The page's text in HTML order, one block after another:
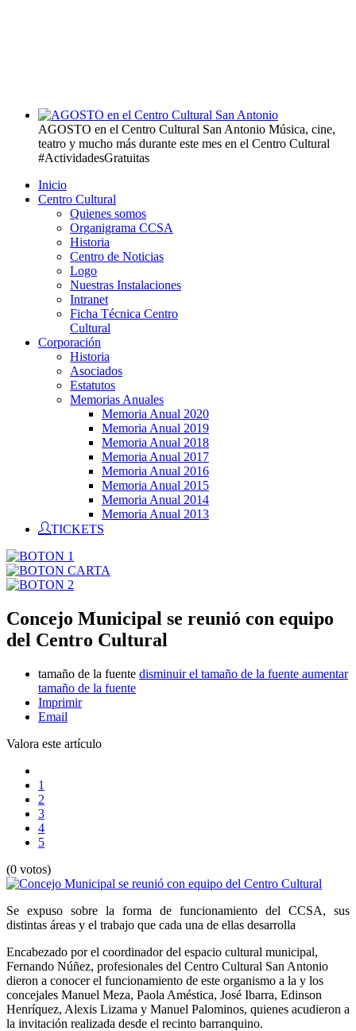
AGOSTO en el Centro Cultural San Antonio Música, cine,
teatro y mucho más durante este mes en el Centro Cultural
#ActividadesGratuitas
Inicio
Centro Cultural
Quienes somos
Organigrama CCSA
Historia
Centro de Noticias
Logo
Nuestras Instalaciones
Intranet
Ficha Técnica Centro
Cultural
Corporación
Historia
Asociados
Estatutos
Memorias Anuales
Memoria Anual 2020
Memoria Anual 2019
Memoria Anual 2018
Memoria Anual 2017
Memoria Anual 2016
Memoria Anual 2015
Memoria Anual 2014
Memoria Anual 2013
TICKETS
Concejo Municipal se reunió con equipo
del Centro Cultural
tamaño de la fuente disminuir el tamaño de la fuente aumentar
tamaño de la fuente
Imprimir
Email
Valora este artículo
1
2
3
4
5
(0 votos)
Se expuso sobre la forma de funcionamiento del CCSA, sus
distintas áreas y el trabajo que cada una de ellas desarrolla
Encabezado por el coordinador del espacio cultural municipal,
Fernando Núñez, profesionales del Centro Cultural San Antonio
dieron a conocer el funcionamiento de este organismo a la y los
concejales Manuel Meza, Paola Améstica, José Ibarra, Edinson
Henríquez, Alexis Lizama y Manuel Palominos, quienes acudieron a
la invitación realizada desde el recinto barranquino.